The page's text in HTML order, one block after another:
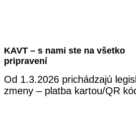
KAVT – s nami ste na všetko
pripravení
Od 1.3.2026 prichádzajú
zmeny – platba kartou/QR